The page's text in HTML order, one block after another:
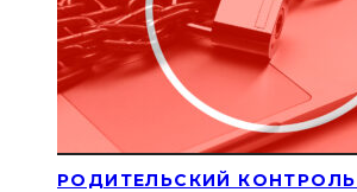
РОДИТЕЛЬСКИЙ КОНТРОЛЬ